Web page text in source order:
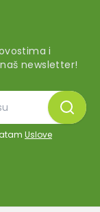
i
newsletter!
Uslove